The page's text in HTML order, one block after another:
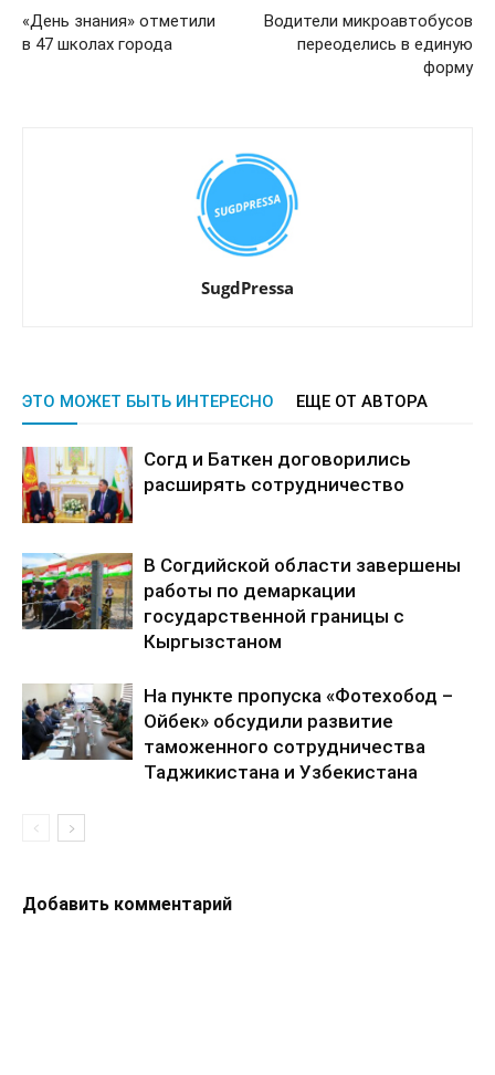
«День знания» отметили
в 47 школах города
Водители микроавтобусов
переоделись в единую
форму
SugdPressa
ЭТО МОЖЕТ БЫТЬ ИНТЕРЕСНО ЕЩЕ ОТ АВТОРА
Согд и Баткен договорились
расширять сотрудничество
В Согдийской области завершены
работы по демаркации
государственной границы с
Кыргызстаном
На пункте пропуска «Фотехобод –
Ойбек» обсудили развитие
таможенного сотрудничества
Таджикистана и Узбекистана
Добавить комментарий